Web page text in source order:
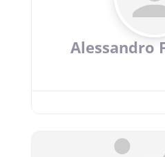
Alessandro